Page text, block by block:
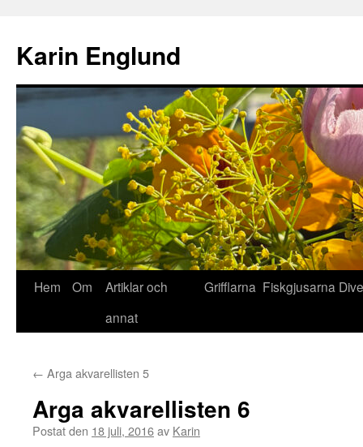
innehåll
Karin Englund
Hem Om
Artiklar och
annat
Grifflarna Fiskgjusarna
← Arga akvarellisten 5
Arga akvarellisten 6
Postat den 18 juli, 2016av Karin